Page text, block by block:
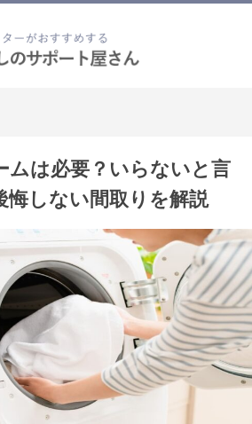
ムは必要？いらないと言
悔しない間取りを解説